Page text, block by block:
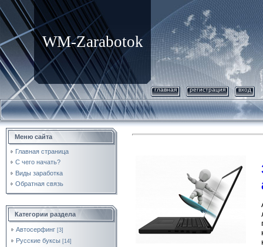
WM-Zarabotok
главная регистрация вход
Меню сайта
Главная страница
С чего начать?
Виды заработка
Обратная связь
Категории раздела
Автосерфинг [3]
Русские буксы [14]